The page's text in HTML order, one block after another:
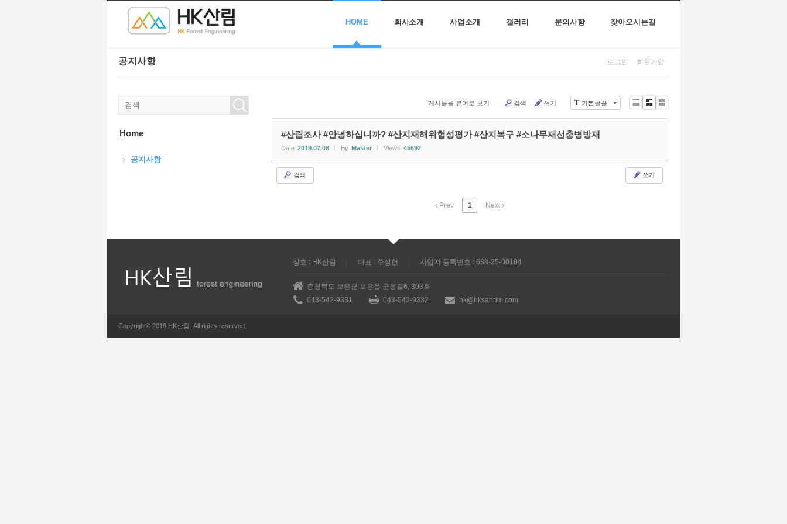
HOME 회사소개 사업소개 갤러리 문의사항 찾아오시는길
로그인 회원가입
공지사항
T 기본글꼴
게시물을 뷰어로 보기 검색 쓰기
Li
Zi
G
#산림조사 #안녕하십니까? #산지재해위험성평가 #산지복구 #소나무재선충병방재
Date 2019.07.08 By Master Views 45692
검색 쓰기
Prev 1 Next
Home
공지사항
상호 : HK산림 대표 : 주상헌 사업자 등록번호 : 688-25-00104
충청북도 보은군 보은읍 군청길6, 303호
043-542-9331
043-542-9332 hk@hksanrim.com
Copyright© 2019 HK산림. All rights reserved.
Sketchbook5, 스케치북5
Sketchbook5, 스케치북5
Sketchbook5, 스케치북5
Sketchbook5, 스케치북5